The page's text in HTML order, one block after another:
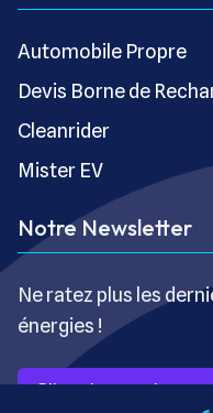
Automobile Propre
Devis Borne de
Cleanrider
Mister EV
Notre Newsletter
Ne ratez plus les
énergies !
S’inscrire gratuitement